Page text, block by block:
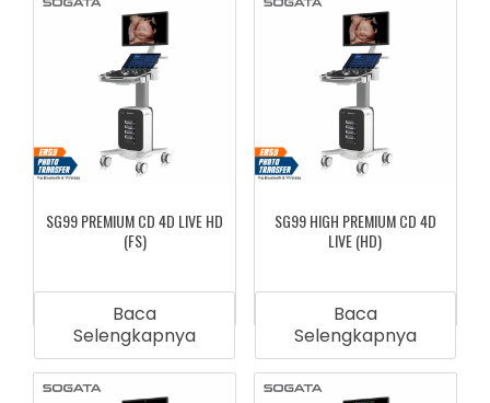
SG99 PREMIUM CD 4D LIVE HD
(FS)
Baca
Selengkapnya
SG99 HIGH PREMIUM CD 4D
LIVE (HD)
Baca
Selengkapnya